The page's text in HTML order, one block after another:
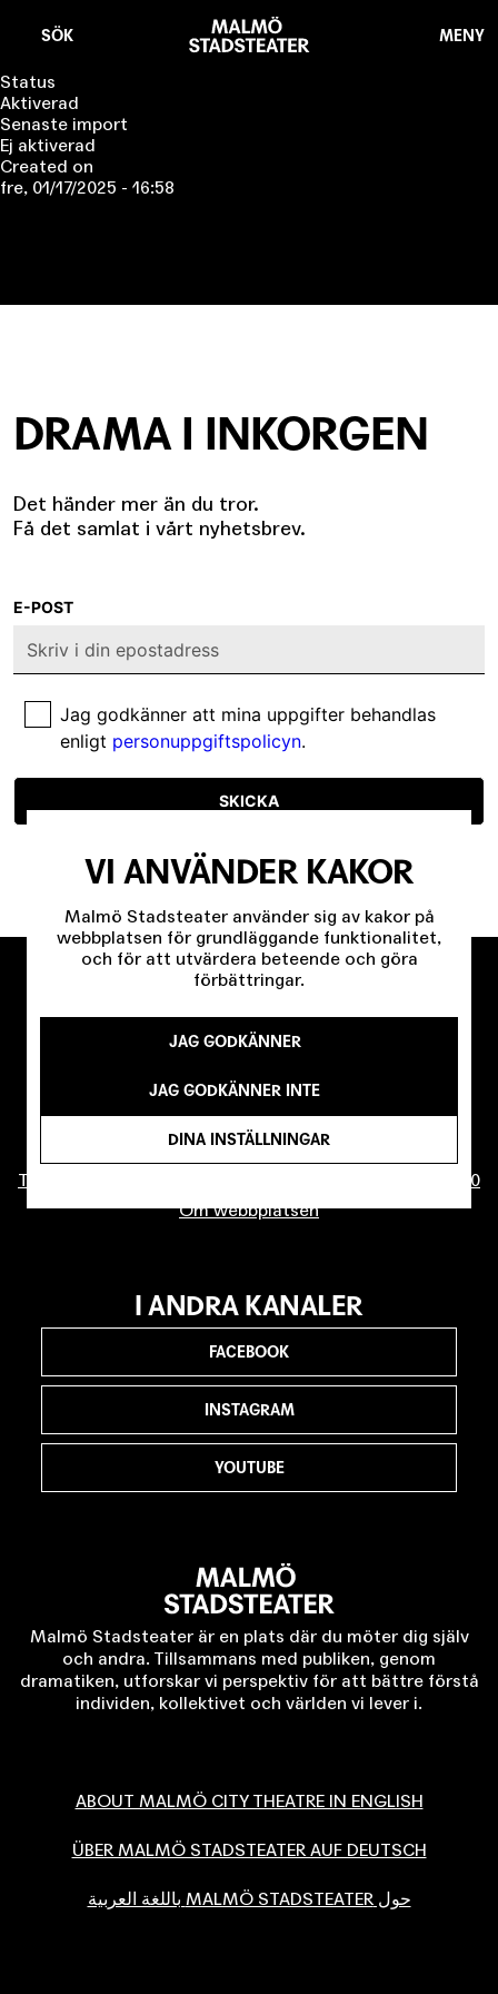
SÖK
Stadsteater
MENY
Status
Aktiverad
Senaste import
Ej aktiverad
Created on
fre, 01/17/2025 - 16:58
DRAMA I INKORGEN
Det händer mer än du tror.
Få det samlat i vårt nyhetsbrev.
E-POST
Jag godkänner att mina uppgifter behandlas
enligt personuppgiftspolicyn.
SKICKA
KONTAKTA OSS
info@malmostadsteater.se
Biljettfrågor
Press
Telefonväxel (ej biljettrelaterade ärenden): 040-20 86 00
Om webbplatsen
Malmö Stadsteater är en plats där du möter dig själv
och andra. Tillsammans med publiken, genom
dramatiken, utforskar vi perspektiv för att bättre förstå
individen, kollektivet och världen vi lever i.
ABOUT MALMÖ CITY THEATRE IN ENGLISH
ÜBER MALMÖ STADSTEATER AUF DEUTSCH
حول MALMÖ STADSTEATER باللغة العربية
I ANDRA KANALER
FACEBOOK
INSTAGRAM
YOUTUBE
VI ANVÄNDER KAKOR
Malmö Stadsteater använder sig av kakor på
webbplatsen för grundläggande funktionalitet,
och för att utvärdera beteende och göra
förbättringar.
JAG GODKÄNNER
JAG GODKÄNNER INTE
DINA INSTÄLLNINGAR